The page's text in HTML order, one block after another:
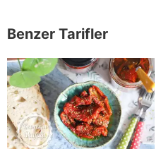
Benzer Tarifler